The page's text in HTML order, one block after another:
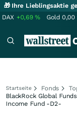
🎁 Ihre Lieblingsaktie
DAX +0,69% Gold 0,00
Startseite Fonds
BlackRock Global
Income Fund -D2-